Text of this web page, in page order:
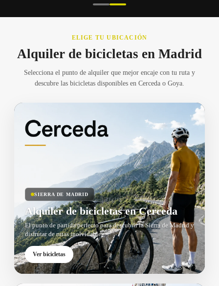
ELIGE TU UBICACIÓN
Alquiler de bicicletas en Madrid
Selecciona el punto de alquiler que mejor encaje con tu ruta y
descubre las bicicletas disponibles en Cerceda o Goya.
SIERRA DE MADRID
Alquiler de bicicletas en Cerceda
El punto de partida perfecto para descubrir la Sierra de Madrid y
disfrutar de rutas inolvidables.
Ver bicicletas